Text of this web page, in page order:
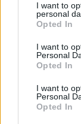
not limited to
grant or deny
use your data
consent section.
I want to
personal
Opted In
I want to
Personal
Opted In
I want to
Personal
Opted In
Leggi